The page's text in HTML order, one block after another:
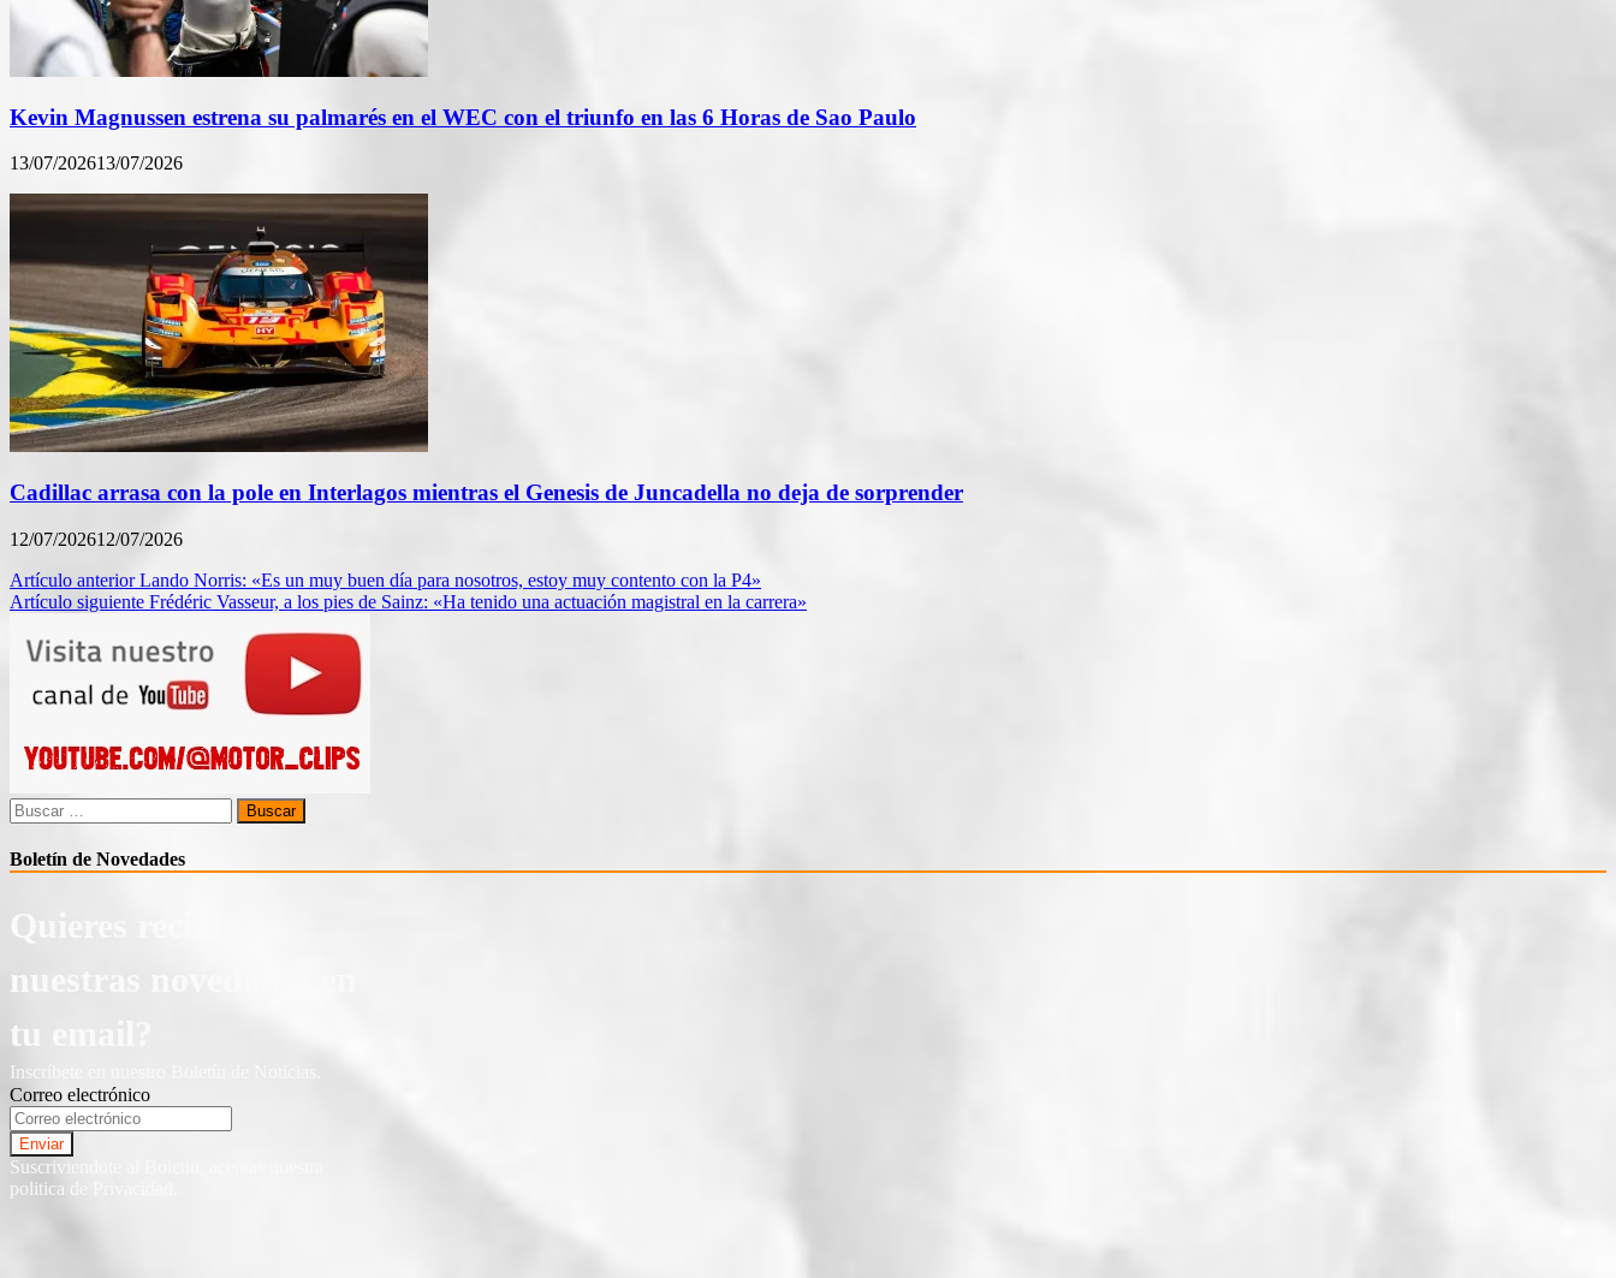
Kevin Magnussen estrena su palmarés en el WEC con el triunfo en las 6 Horas de Sao Paulo
13/07/202613/07/2026
Cadillac arrasa con la pole en Interlagos mientras el Genesis de Juncadella no deja de sorprender
12/07/202612/07/2026
Navegación
de
entradas
Artículo anterior Lando Norris: «Es un muy buen día para nosotros, estoy muy contento con la P4»
Artículo siguiente Frédéric Vasseur, a los pies de Sainz: «Ha tenido una actuación magistral en la carrera»
Buscar:
Boletín de Novedades
nuestras novedades en
tu email?
Inscríbete en nuestro Boletín de Noticias.
Correo electrónico
Suscriviendote al Boletin, aceptas nuestra
politica de Privacidad.